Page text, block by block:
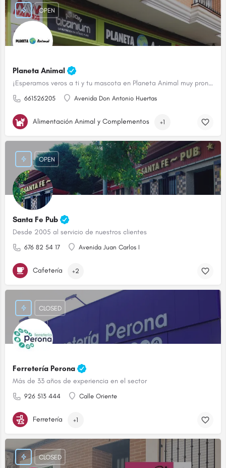
Planeta Animal
¡Esperamos veros a ti y tu mascota en Planeta Animal muy pronto!
661526205 Avenida Don Antonio Huertas
OPEN
Alimentación Animal y Complementos +1
Santa Fe Pub
Desde 2005 al servicio de nuestros clientes
676 82 54 17 Avenida Juan Carlos I
OPEN
Cafetería +2
Ferretería Perona
Más de 33 años de experiencia en el sector
926 513 444 Calle Oriente
CLOSED
Ferretería +1
CLOSED